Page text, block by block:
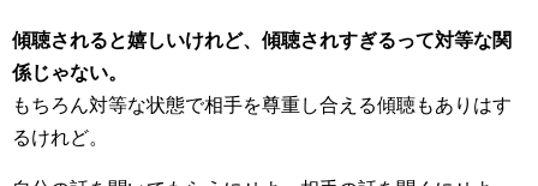
傾聴されると嬉しいけれど、傾聴されすぎるって対等な関
係じゃない。
もちろん対等な状態で相手を尊重し合える傾聴もありはす
るけれど。